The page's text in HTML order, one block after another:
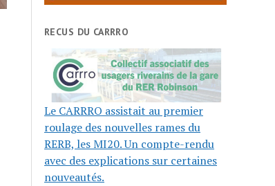
RECUS DU CARRRO
Le CARRRO assistait au premier
roulage des nouvelles rames du
RERB, les MI20. Un compte-rendu
avec des explications sur certaines
nouveautés.